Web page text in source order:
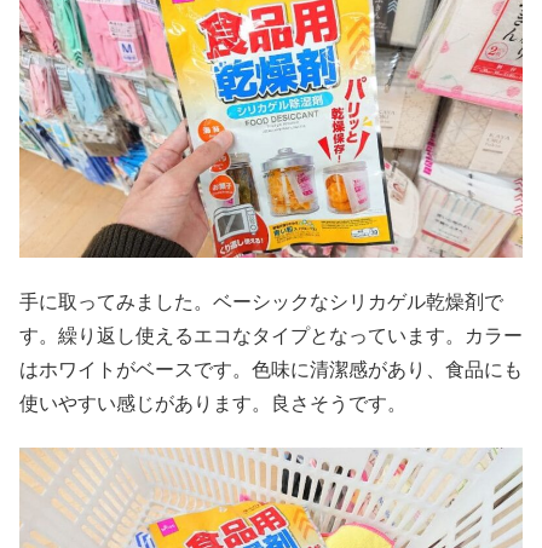
手に取ってみました。ベーシックなシリカゲル乾燥剤で
す。繰り返し使えるエコなタイプとなっています。カラー
はホワイトがベースです。色味に清潔感があり、食品にも
使いやすい感じがあります。良さそうです。